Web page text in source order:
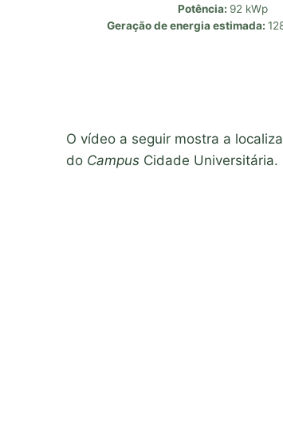
Potência: 92 kWp
Geração de energia estimada:
O vídeo a seguir mostra a
do Campus Cidade Universitária.